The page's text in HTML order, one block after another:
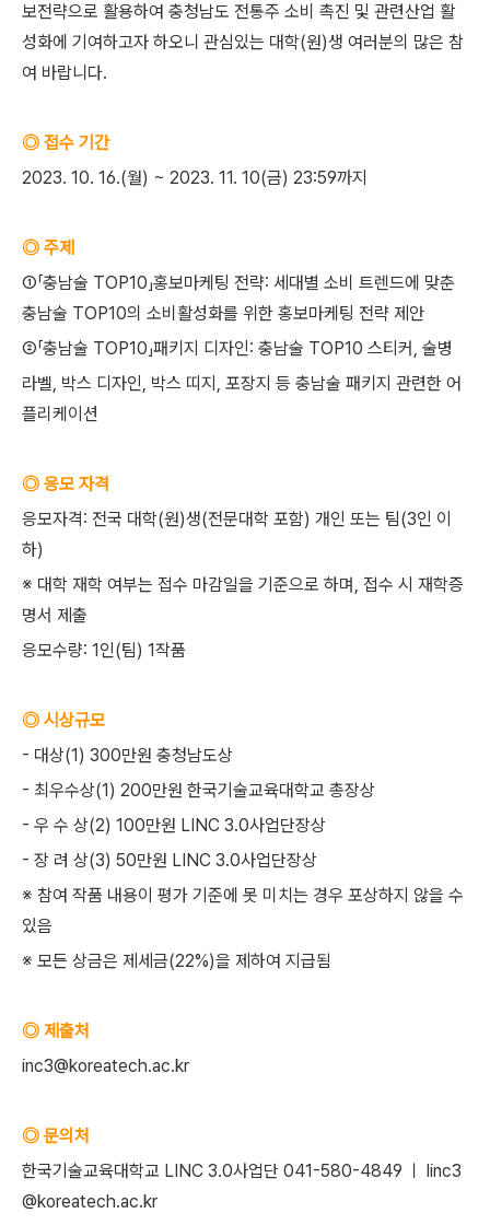
보전략으로 활용하여 충청남도 전통주 소비 촉진 및 관련산업 활
성화에 기여하고자 하오니 관심있는 대학(원)생 여러분의 많은 참
여 바랍니다.
◎ 접수 기간
2023. 10. 16.(월) ~ 2023. 11. 10(금) 23:59까지
◎ 주제
①「충남술 TOP10」홍보마케팅 전략: 세대별 소비 트렌드에 맞춘
충남술 TOP10의 소비활성화를 위한 홍보마케팅 전략 제안
②「충남술 TOP10」패키지 디자인: 충남술 TOP10 스티커, 술병
라벨, 박스 디자인, 박스 띠지, 포장지 등 충남술 패키지 관련한 어
플리케이션
◎ 응모 자격
응모자격: 전국 대학(원)생(전문대학 포함) 개인 또는 팀(3인 이
하)
※ 대학 재학 여부는 접수 마감일을 기준으로 하며, 접수 시 재학증
명서 제출
응모수량: 1인(팀) 1작품
◎ 시상규모
- 대상(1) 300만원 충청남도상
- 최우수상(1) 200만원 한국기술교육대학교 총장상
- 우 수 상(2) 100만원 LINC 3.0사업단장상
- 장 려 상(3) 50만원 LINC 3.0사업단장상
※ 참여 작품 내용이 평가 기준에 못 미치는 경우 포상하지 않을 수
있음
※ 모든 상금은 제세금(22%)을 제하여 지급됨
◎ 제출처
inc3@koreatech.ac.kr
◎ 문의처
한국기술교육대학교 LINC 3.0사업단 041-580-4849 ㅣ linc3
@koreatech.ac.kr